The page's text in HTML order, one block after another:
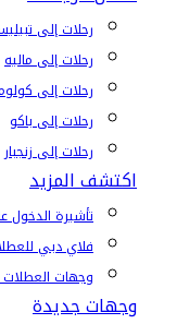
رحلات إلى
رحلات إلى ماليه
رحلات إلى
رحلات إلى باكو
رحلات إلى زنجبار
اكتشف المزيد
تأشيرة الدخول
فلاي دبي
وجهات العطلات
وجهات جديدة